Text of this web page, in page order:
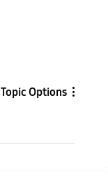
Topic Options